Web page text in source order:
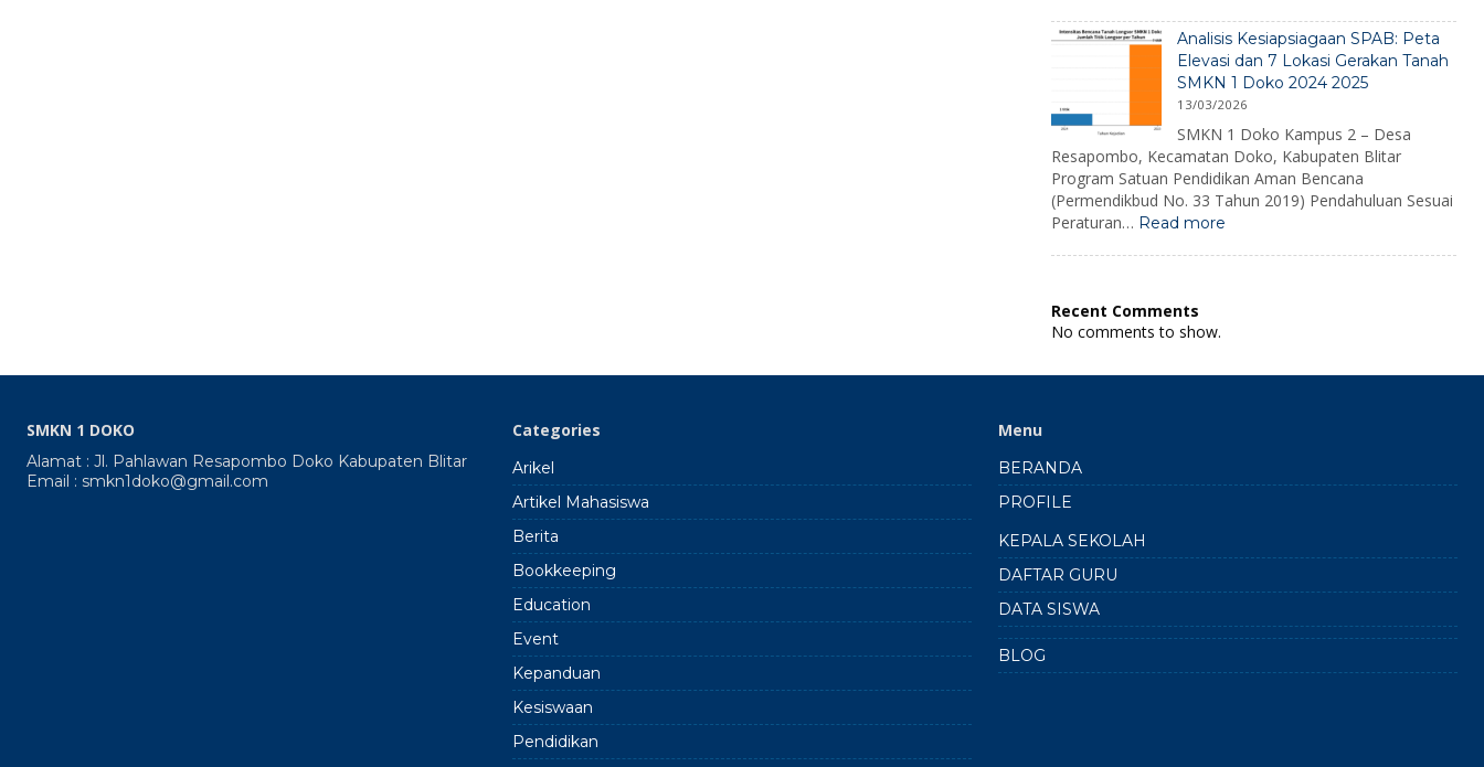
2026
Analisis Kesiapsiagaan SPAB: Peta
Elevasi dan 7 Lokasi Gerakan Tanah
SMKN 1 Doko 2024 2025
13/03/2026
SMKN 1 Doko Kampus 2 – Desa
Resapombo, Kecamatan Doko, Kabupaten Blitar
Program Satuan Pendidikan Aman Bencana
(Permendikbud No. 33 Tahun 2019) Pendahuluan Sesuai
Peraturan… Read more:
Kesiapsiagaan
Lokasi
Recent Comments
No comments to show.
SMKN 1 DOKO
Alamat : Jl. Pahlawan Resapombo Doko Kabupaten Blitar
Email : smkn1doko@gmail.com
Categories
Arikel
Artikel Mahasiswa
Berita
Bookkeeping
Education
Event
Kepanduan
Kesiswaan
Pendidikan
Menu
BERANDA
PROFILE
KEPALA SEKOLAH
DAFTAR GURU
DATA SISWA
BLOG